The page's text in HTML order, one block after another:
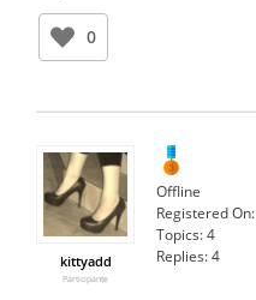
0
kittyadd
Participante
Offline
Registered On:
Topics:4
Replies:4